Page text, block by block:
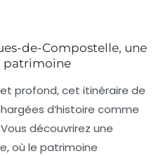
de-Compostelle, une
patrimoine
profond, cet itinéraire de
d’histoire comme
découvrirez une
où le patrimoine